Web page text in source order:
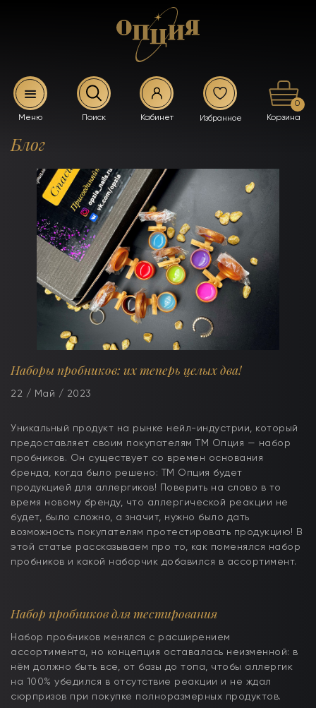
0
Блог
Наборы пробников: их теперь целых два!
22 / Май / 2023
Уникальный продукт на рынке нейл-индустрии, который
предоставляет своим покупателям ТМ Опция — набор
пробников. Он существует со времен основания
бренда, когда было решено: ТМ Опция будет
продукцией для аллергиков! Поверить на слово в то
время новому бренду, что аллергической реакции не
будет, было сложно, а значит, нужно было дать
возможность покупателям протестировать продукцию! В
этой статье рассказываем про то, как поменялся набор
пробников и какой наборчик добавился в ассортимент.
Набор пробников для тестирования
Набор пробников менялся с расширением
ассортимента, но концепция оставалась неизменной: в
нём должно быть все, от базы до топа, чтобы аллергик
на 100% убедился в отсутствие реакции и не ждал
сюрпризов при покупке полноразмерных продуктов.